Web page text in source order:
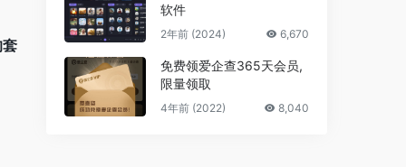
软件
2年前 (2024) 6,670
免费领爱企查365天会员,
限量领取
4年前 (2022) 8,040